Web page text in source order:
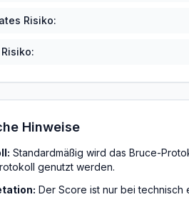
Risiko:
Hinweise
Standardmäßig wird das Bruce-
genutzt werden.
Der Score ist nur bei technisch